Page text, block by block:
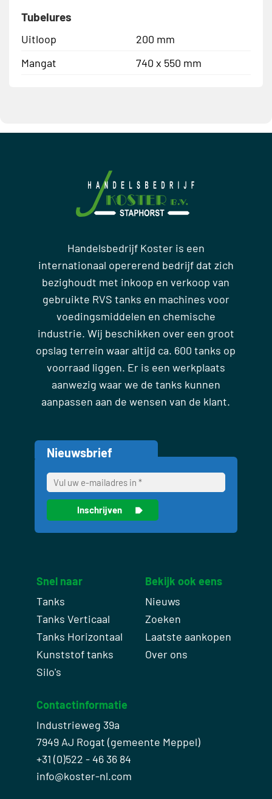
Tubelures
Uitloop
200 mm
Mangat
740 x 550 mm
Handelsbedrijf Koster is een
internationaal opererend bedrijf dat zich
bezighoudt met inkoop en verkoop van
gebruikte RVS tanks en machines voor
voedingsmiddelen en chemische
industrie. Wij beschikken over een groot
opslag terrein waar altijd ca. 600 tanks op
voorraad liggen. Er is een werkplaats
aanwezig waar we de tanks kunnen
aanpassen aan de wensen van de klant.
Nieuwsbrief
Snel naar
Tanks
Tanks Verticaal
Tanks Horizontaal
Kunststof tanks
Silo's
Bekijk ook eens
Nieuws
Zoeken
Laatste aankopen
Over ons
Contactinformatie
Industrieweg 39a
7949 AJ Rogat (gemeente Meppel)
+31 (0)522 - 46 36 84
info@koster-nl.com